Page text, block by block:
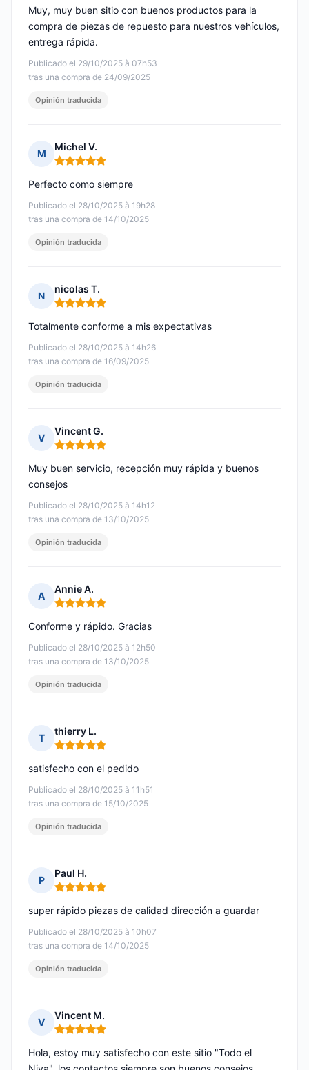
Publicado el 29/10/2025 à 07h53
tras una compra de 24/09/2025
Muy, muy buen sitio con buenos productos para la
compra de piezas de repuesto para nuestros vehículos,
entrega rápida.
Opinión traducida
M
Michel V.
Nota: 5 de 5
Publicado el 28/10/2025 à 19h28
tras una compra de 14/10/2025
Perfecto como siempre
Opinión traducida
N
nicolas T.
Nota: 5 de 5
Publicado el 28/10/2025 à 14h26
tras una compra de 16/09/2025
Totalmente conforme a mis expectativas
Opinión traducida
V
Vincent G.
Nota: 5 de 5
Publicado el 28/10/2025 à 14h12
tras una compra de 13/10/2025
Muy buen servicio, recepción muy rápida y buenos
consejos
Opinión traducida
A
Annie A.
Nota: 5 de 5
Publicado el 28/10/2025 à 12h50
tras una compra de 13/10/2025
Conforme y rápido. Gracias
Opinión traducida
T
thierry L.
Nota: 5 de 5
Publicado el 28/10/2025 à 11h51
tras una compra de 15/10/2025
satisfecho con el pedido
Opinión traducida
P
Paul H.
Nota: 5 de 5
Publicado el 28/10/2025 à 10h07
tras una compra de 14/10/2025
super rápido piezas de calidad dirección a guardar
Opinión traducida
V
Vincent M.
Nota: 5 de 5
Hola, estoy muy satisfecho con este sitio "Todo el